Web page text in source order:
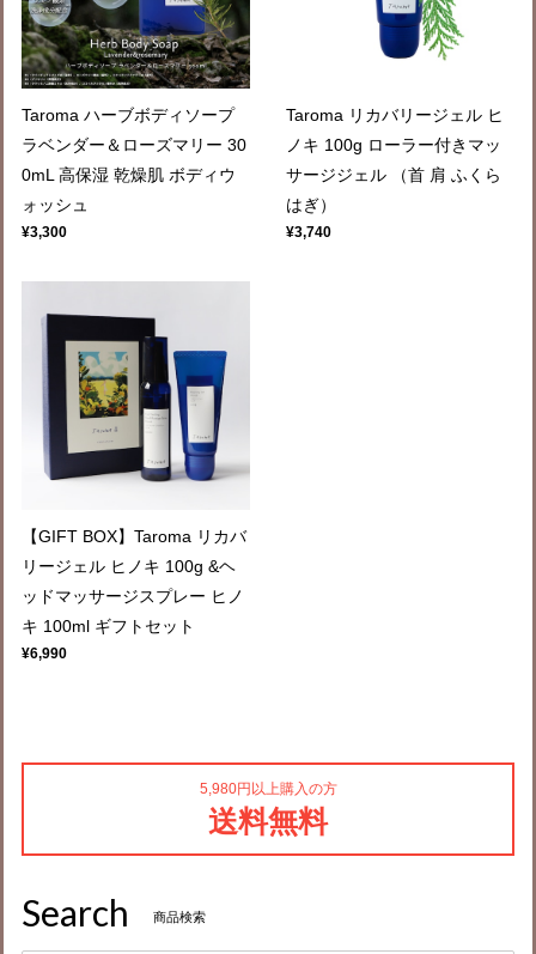
Taroma ハーブボディソープ
ラベンダー＆ローズマリー 30
0mL 高保湿 乾燥肌 ボディウ
ォッシュ
¥3,300
Taroma リカバリージェル ヒ
ノキ 100g ローラー付きマッ
サージジェル （首 肩 ふくら
はぎ）
¥3,740
【GIFT BOX】Taroma リカバ
リージェル ヒノキ 100g &ヘ
ッドマッサージスプレー ヒノ
キ 100ml ギフトセット
¥6,990
5,980円以上購入の方
送料無料
Search 商品検索